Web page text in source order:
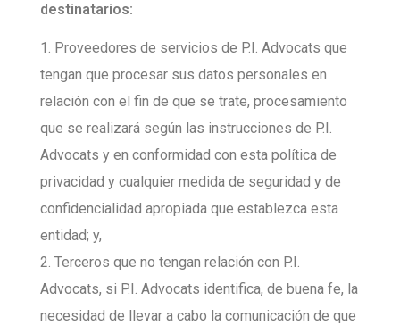
destinatarios:
Proveedores de servicios de P.I. Advocats que
tengan que procesar sus datos personales en
relación con el fin de que se trate, procesamiento
que se realizará según las instrucciones de P.I.
Advocats y en conformidad con esta política de
privacidad y cualquier medida de seguridad y de
confidencialidad apropiada que establezca esta
entidad; y,
Terceros que no tengan relación con P.I.
Advocats, si P.I. Advocats identifica, de buena fe, la
necesidad de llevar a cabo la comunicación de que